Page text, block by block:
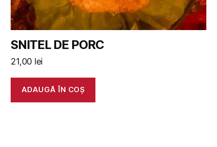
SNITEL DE PORC
21,00 lei
ADAUGĂ ÎN COȘ